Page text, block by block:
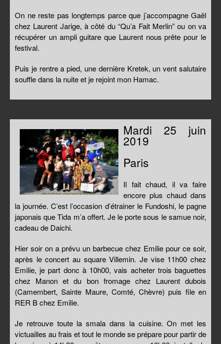
On ne reste pas longtemps parce que j’accompagne Gaël
chez Laurent Jarige, à côté du “Qu’a Fait Merlin” ou on va
récupérer un ampli guitare que Laurent nous prête pour le
festival.
Puis je rentre a pied, une dernière Kretek, un vent salutaire
souffle dans la nuite et je rejoint mon Hamac.
Mardi 25 juin
2019
Paris
Il fait chaud, il va faire
encore plus chaud dans
la journée. C’est l’occasion d’étrainer le Fundoshi, le pagne
japonais que Tida m’a offert. Je le porte sous le samue noir,
cadeau de Daichi.
Hier soir on a prévu un barbecue chez Emilie pour ce soir,
après le concert au square Villemin. Je vise 11h00 chez
Emilie, je part donc à 10h00, vais acheter trois baguettes
chez Manon et du bon fromage chez Laurent dubois
(Camembert, Sainte Maure, Comté, Chèvre) puis file en
RER B chez Emilie.
Je retrouve toute la smala dans la cuisine. On met les
victuailles au frais et tout le monde se prépare pour partir de